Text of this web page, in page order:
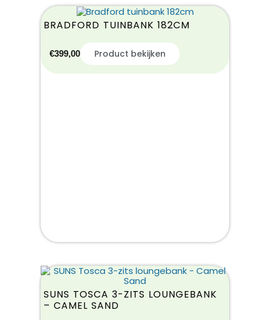
BRADFORD TUINBANK 182CM
€399,00 Product bekijken
SUNS TOSCA 3-ZITS LOUNGEBANK
– CAMEL SAND